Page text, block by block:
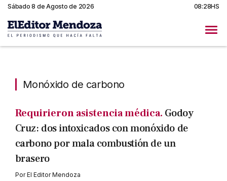
Sábado 8 de Agosto de 2026 08:28HS
Monóxido de carbono
Requirieron asistencia médica. Godoy
Cruz: dos intoxicados con monóxido de
carbono por mala combustión de un
brasero
PorEl Editor Mendoza